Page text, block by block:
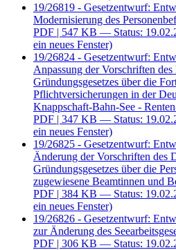
19/26819 - Gesetzentwurf:
Modernisierung des
PDF | 547 KB — Status:
ein neues Fenster)
19/26824 - Gesetzentwurf:
Anpassung der Vorschriften des
Gründungsgesetzes über die
Pflichtversicherungen in der
Knappschaft-Bahn-See -
PDF | 347 KB — Status:
ein neues Fenster)
19/26825 - Gesetzentwurf:
Änderung der Vorschriften des
Gründungsgesetzes über die
zugewiesene Beamtinnen und
PDF | 384 KB — Status:
ein neues Fenster)
19/26826 - Gesetzentwurf:
zur Änderung des
PDF | 306 KB — Status: